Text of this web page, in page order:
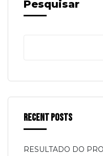
Pesquisar
Recent Posts
RESULTADO DO